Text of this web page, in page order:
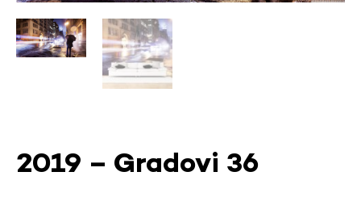
2019 – Gradovi 36